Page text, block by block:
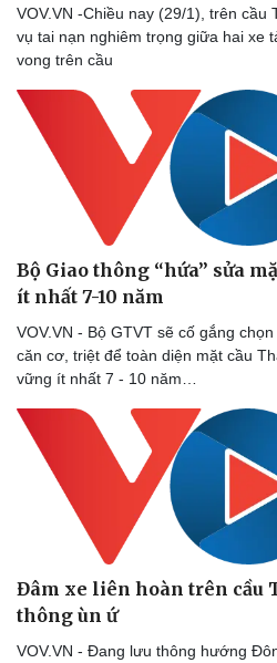
VOV.VN -Chiều nay (29/1), trên cầu
vụ tai nạn nghiêm trọng giữa hai xe
vong trên cầu
Bộ Giao thông “hứa” sửa
ít nhất 7-10 năm
VOV.VN - Bộ GTVT sẽ cố gắng
căn cơ, triệt để toàn diện mặt cầu
vững ít nhất 7 - 10 năm…
Đâm xe liên hoàn trên cầu
thông ùn ứ
VOV.VN - Đang lưu thông hướng